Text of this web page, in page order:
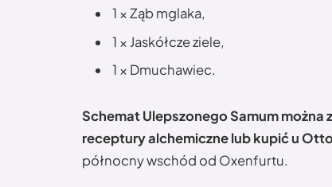
1 × Ząb mglaka,
1 × Jaskółcze ziele,
1 × Dmuchawiec.
Schemat Ulepszonego Samum
receptury alchemiczne lub kupić u
północny wschód od Oxenfurtu.